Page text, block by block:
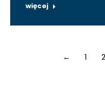
więcej
← 1 2